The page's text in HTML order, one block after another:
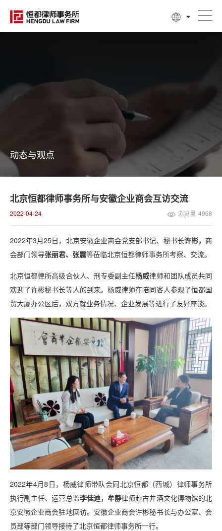
动态与观点
北京恒都律师事务所与安徽企业商会互访交流
2022-04-24 浏览量 4968
2022年3月25日，北京安徽企业商会党支部书记、秘书长许彬，商
会部门领导张丽君、张震等莅临北京恒都律师事务所考察、交流。
北京恒都律所高级合伙人、刑专委副主任杨威律师和团队成员共同
欢迎了许彬秘书长等人的到来。杨威律师在陪同客人参观了恒都国
贸大厦办公区后，双方就业务情况、企业发展等进行了友好座谈。
2022年4月8日，杨威律师带队会同北京恒都（西城）律师事务所
执行副主任、运营总监李佳迪，牟静律师赴古井酒文化博物馆的北
京安徽企业商会驻地回访。安徽企业商会许彬秘书长与办公室、会
员部等部门领导接待了北京恒都律师事务所一行。